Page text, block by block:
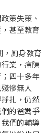
策失策、
甚至教育
，厠身教育
業，痛陳
四十多年
慘無人
扎，仍然
的爸媽爭
們的輔導